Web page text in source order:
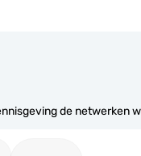
de netwerken